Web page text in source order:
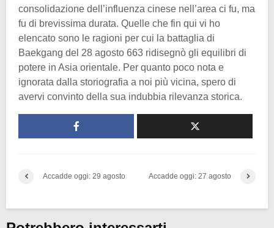
consolidazione dell’influenza cinese nell’area ci fu, ma
fu di brevissima durata. Quelle che fin qui vi ho
elencato sono le ragioni per cui la battaglia di
Baekgang del 28 agosto 663 ridisegnò gli equilibri di
potere in Asia orientale. Per quanto poco nota e
ignorata dalla storiografia a noi più vicina, spero di
avervi convinto della sua indubbia rilevanza storica.
Accadde oggi: 29 agosto Accadde oggi: 27 agosto